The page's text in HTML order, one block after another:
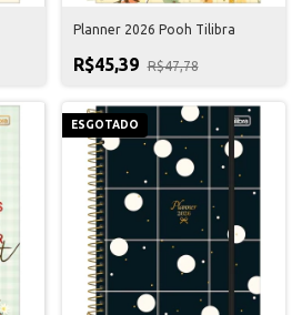
Planner 2026 Pooh Tilibra
R$45,39 R$47,78
ESGOTADO